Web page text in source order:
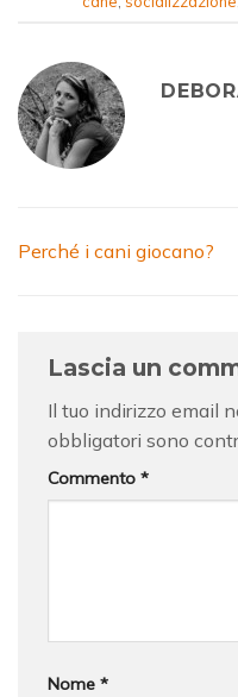
Perché i cani giocano?
Lascia un
Il tuo indirizzo email
obbligatori sono
Commento *
Nome *